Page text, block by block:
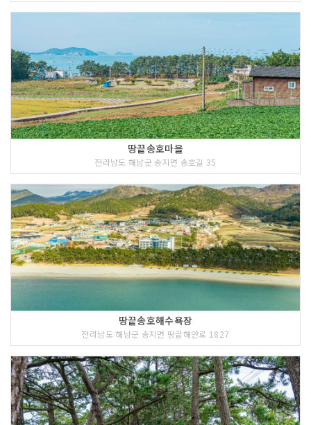
땅끝송호마을
전라남도 해남군 송지면 송호길 35
땅끝송호해수욕장
전라남도 해남군 송지면 땅끝해안로 1827